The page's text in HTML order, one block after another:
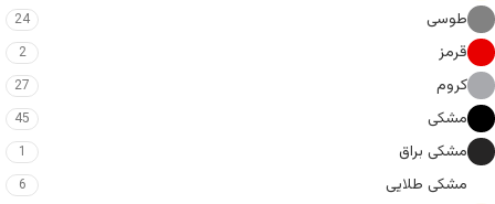
طوسی 24
قرمز 2
کروم 27
مشکی 45
مشکی براق 1
مشکی طلایی 6